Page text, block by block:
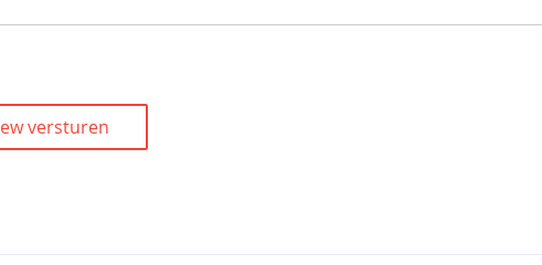
versturen